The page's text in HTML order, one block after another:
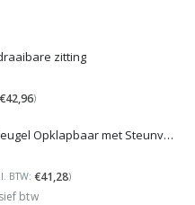
zitting
€42,96)
Homecare Toiletbeugel Opklapbaar met Steunvoet - Verstelbare Toiletsteun - Wit
BTW: €41,28)
btw